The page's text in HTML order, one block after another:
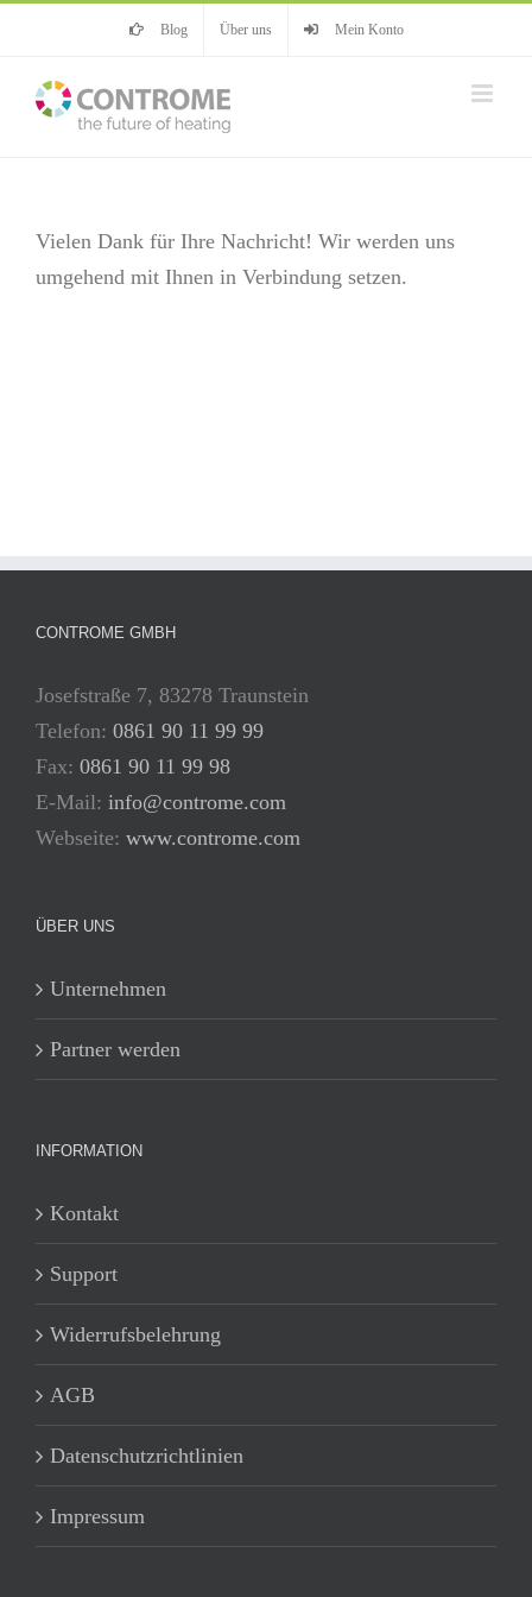
springen
Blog Über uns Mein Konto
Vielen Dank für Ihre Nachricht! Wir werden uns
umgehend mit Ihnen in Verbindung setzen.
CONTROME GMBH
Josefstraße 7, 83278 Traunstein
Telefon: 0861 90 11 99 99
Fax: 0861 90 11 99 98
E-Mail: info@controme.com
Webseite: www.controme.com
ÜBER UNS
Unternehmen
Partner werden
INFORMATION
Kontakt
Support
Widerrufsbelehrung
AGB
Datenschutzrichtlinien
Impressum